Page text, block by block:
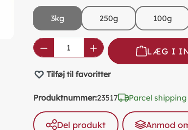
3kg 250g 100g
Product Quantity: Enter
LÆG I
Tilføj til favoritter
Produktnummer:23517 Parcel
Del produkt Anmod